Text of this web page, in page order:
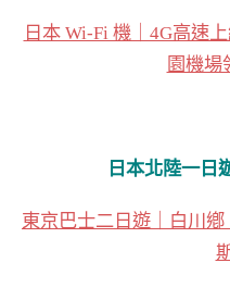
日本 Wi-Fi 機｜4G高速
園機場
日本北陸一日
東京巴士二日遊｜白川